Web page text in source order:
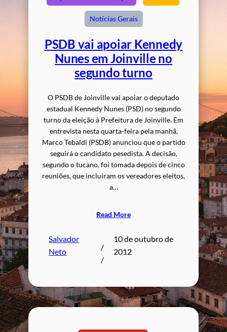
Notícias Gerais
PSDB vai apoiar Kennedy
Nunes em Joinville no
segundo turno
O PSDB de Joinville vai apoiar o deputado
estadual Kennedy Nunes (PSD) no segundo
turno da eleição à Prefeitura de Joinville. Em
entrevista nesta quarta-feira pela manhã,
Marco Tebaldi (PSDB) anunciou que o partido
seguirá o candidato pesedista. A decisão,
segundo o tucano, foi tomada depois de cinco
reuniões, que incluíram os vereadores eleitos,
a…
Read More
Salvador
Neto
/
/
10 de outubro de
2012